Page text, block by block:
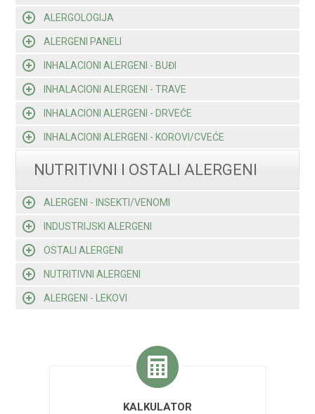
ALERGOLOGIJA
ALERGENI PANELI
INHALACIONI ALERGENI - BUĐI
INHALACIONI ALERGENI - TRAVE
INHALACIONI ALERGENI - DRVEĆE
INHALACIONI ALERGENI - KOROVI/CVEĆE
NUTRITIVNI I OSTALI ALERGENI
ALERGENI - INSEKTI/VENOMI
INDUSTRIJSKI ALERGENI
OSTALI ALERGENI
NUTRITIVNI ALERGENI
ALERGENI - LEKOVI
KALKULATOR